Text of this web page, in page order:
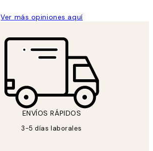
Ver más opiniones aquí
ENVÍOS RÁPIDOS
3-5 días laborales